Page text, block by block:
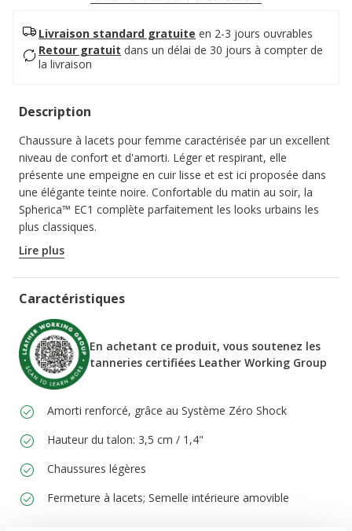
Livraison standard gratuite en 2-3 jours ouvrables
Retour gratuit dans un délai de 30 jours à compter de
la livraison
Description
Chaussure à lacets pour femme caractérisée par un excellent
niveau de confort et d'amorti. Léger et respirant, elle
présente une empeigne en cuir lisse et est ici proposée dans
une élégante teinte noire. Confortable du matin au soir, la
Spherica™ EC1 complète parfaitement les looks urbains les
plus classiques.
CODE PRODUIT:
Lire plus
Caractéristiques
En achetant ce produit, vous soutenez les
tanneries certifiées Leather Working Group
Amorti renforcé, grâce au Système Zéro Shock
Hauteur du talon: 3,5 cm / 1,4"
Chaussures légères
Fermeture à lacets; Semelle intérieure amovible